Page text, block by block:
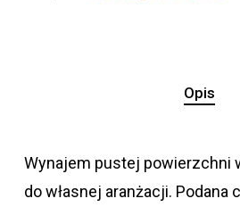
Opis
Wynajem pustej powierzchni
do własnej aranżacji. Podana